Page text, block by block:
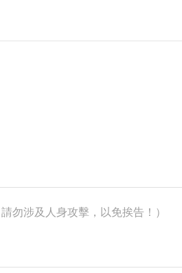
勿涉及人身攻擊，以免挨告！）